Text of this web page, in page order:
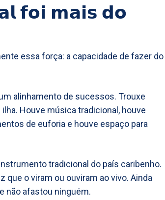
𝗳𝗼𝗶 𝗺𝗮𝗶𝘀 𝗱𝗼
essa força: a capacidade de fazer do
alinhamento de sucessos. Trouxe
Houve música tradicional, houve
de euforia e houve espaço para
tradicional do país caribenho.
que o viram ou ouviram ao vivo. Ainda
não afastou ninguém.